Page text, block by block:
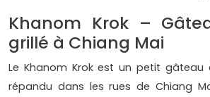
Khanom Krok –
grillé à Chiang Mai
Le Khanom Krok est un petit gâteau
répandu dans les rues de Chiang